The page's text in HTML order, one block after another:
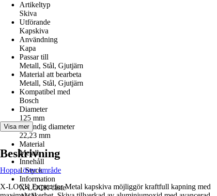
Artikeltyp
Skiva
Utförande
Kapskiva
Användning
Kapa
Passar till
Metall, Stål, Gjutjärn
Material att bearbeta
Metall, Stål, Gjutjärn
Kompatibel med
Bosch
Diameter
125 mm
Invändig diameter
22,23 mm
Material
Metall
Innehåll
1 Styck
Information
X-LOCK-fäste
Visa mer
Beskrivning
Hoppa över område
X-LOCK Expert for Metal kapskiva möjliggör kraftfull kapning med